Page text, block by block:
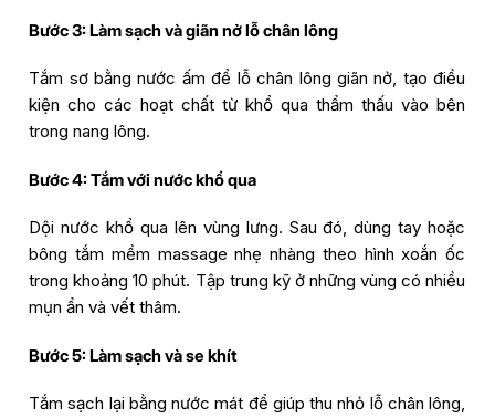
Bước 3: Làm sạch và giãn nở lỗ chân lông
Tắm sơ bằng nước ấm để lỗ chân lông giãn nở, tạo điều
kiện cho các hoạt chất từ khổ qua thẩm thấu vào bên
trong nang lông.
Bước 4: Tắm với nước khổ qua
Dội nước khổ qua lên vùng lưng. Sau đó, dùng tay hoặc
bông tắm mềm massage nhẹ nhàng theo hình xoắn ốc
trong khoảng 10 phút. Tập trung kỹ ở những vùng có nhiều
mụn ẩn và vết thâm.
Bước 5: Làm sạch và se khít
Tắm sạch lại bằng nước mát để giúp thu nhỏ lỗ chân lông,